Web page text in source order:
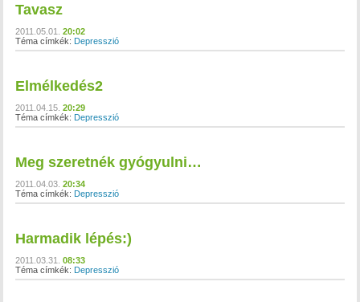
Tavasz
2011.05.01.
20:02
Téma címkék: Depresszió
Elmélkedés2
2011.04.15. 20:29
Téma címkék: Depresszió
Meg szeretnék gyógyulni…
2011.04.03. 20:34
Téma címkék: Depresszió
Harmadik lépés:)
2011.03.31.
08:33
Téma címkék: Depresszió